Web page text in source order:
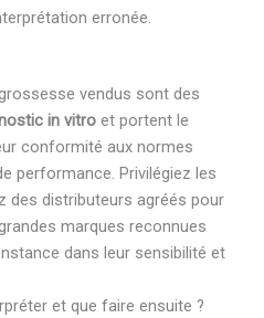
erronée.
vendus sont des
in vitro et portent le
conformité aux normes
performance. Privilégiez les
des distributeurs agréés pour
marques reconnues
dans leur sensibilité et
et que faire ensuite ?